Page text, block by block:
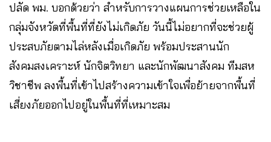
ปลัด พม. บอกด้วยว่า สำหรับการวางแผนการช่วยเหลือใน
กลุ่มจังหวัดที่พื้นที่ที่ยังไม่เกิดภัย วันนี้ไม่อยากที่จะช่วยผู้
ประสบภัยตามไล่หลังเมื่อเกิดภัย พร้อมประสานนัก
สังคมสงเคราะห์ นักจิตวิทยา และนักพัฒนาสังคม ทีมสห
วิชาชีพ ลงพื้นที่เข้าไปสร้างความเข้าใจเพื่อย้ายจากพื้นที่
เสี่ยงภัยออกไปอยู่ในพื้นที่ที่เหมาะสม